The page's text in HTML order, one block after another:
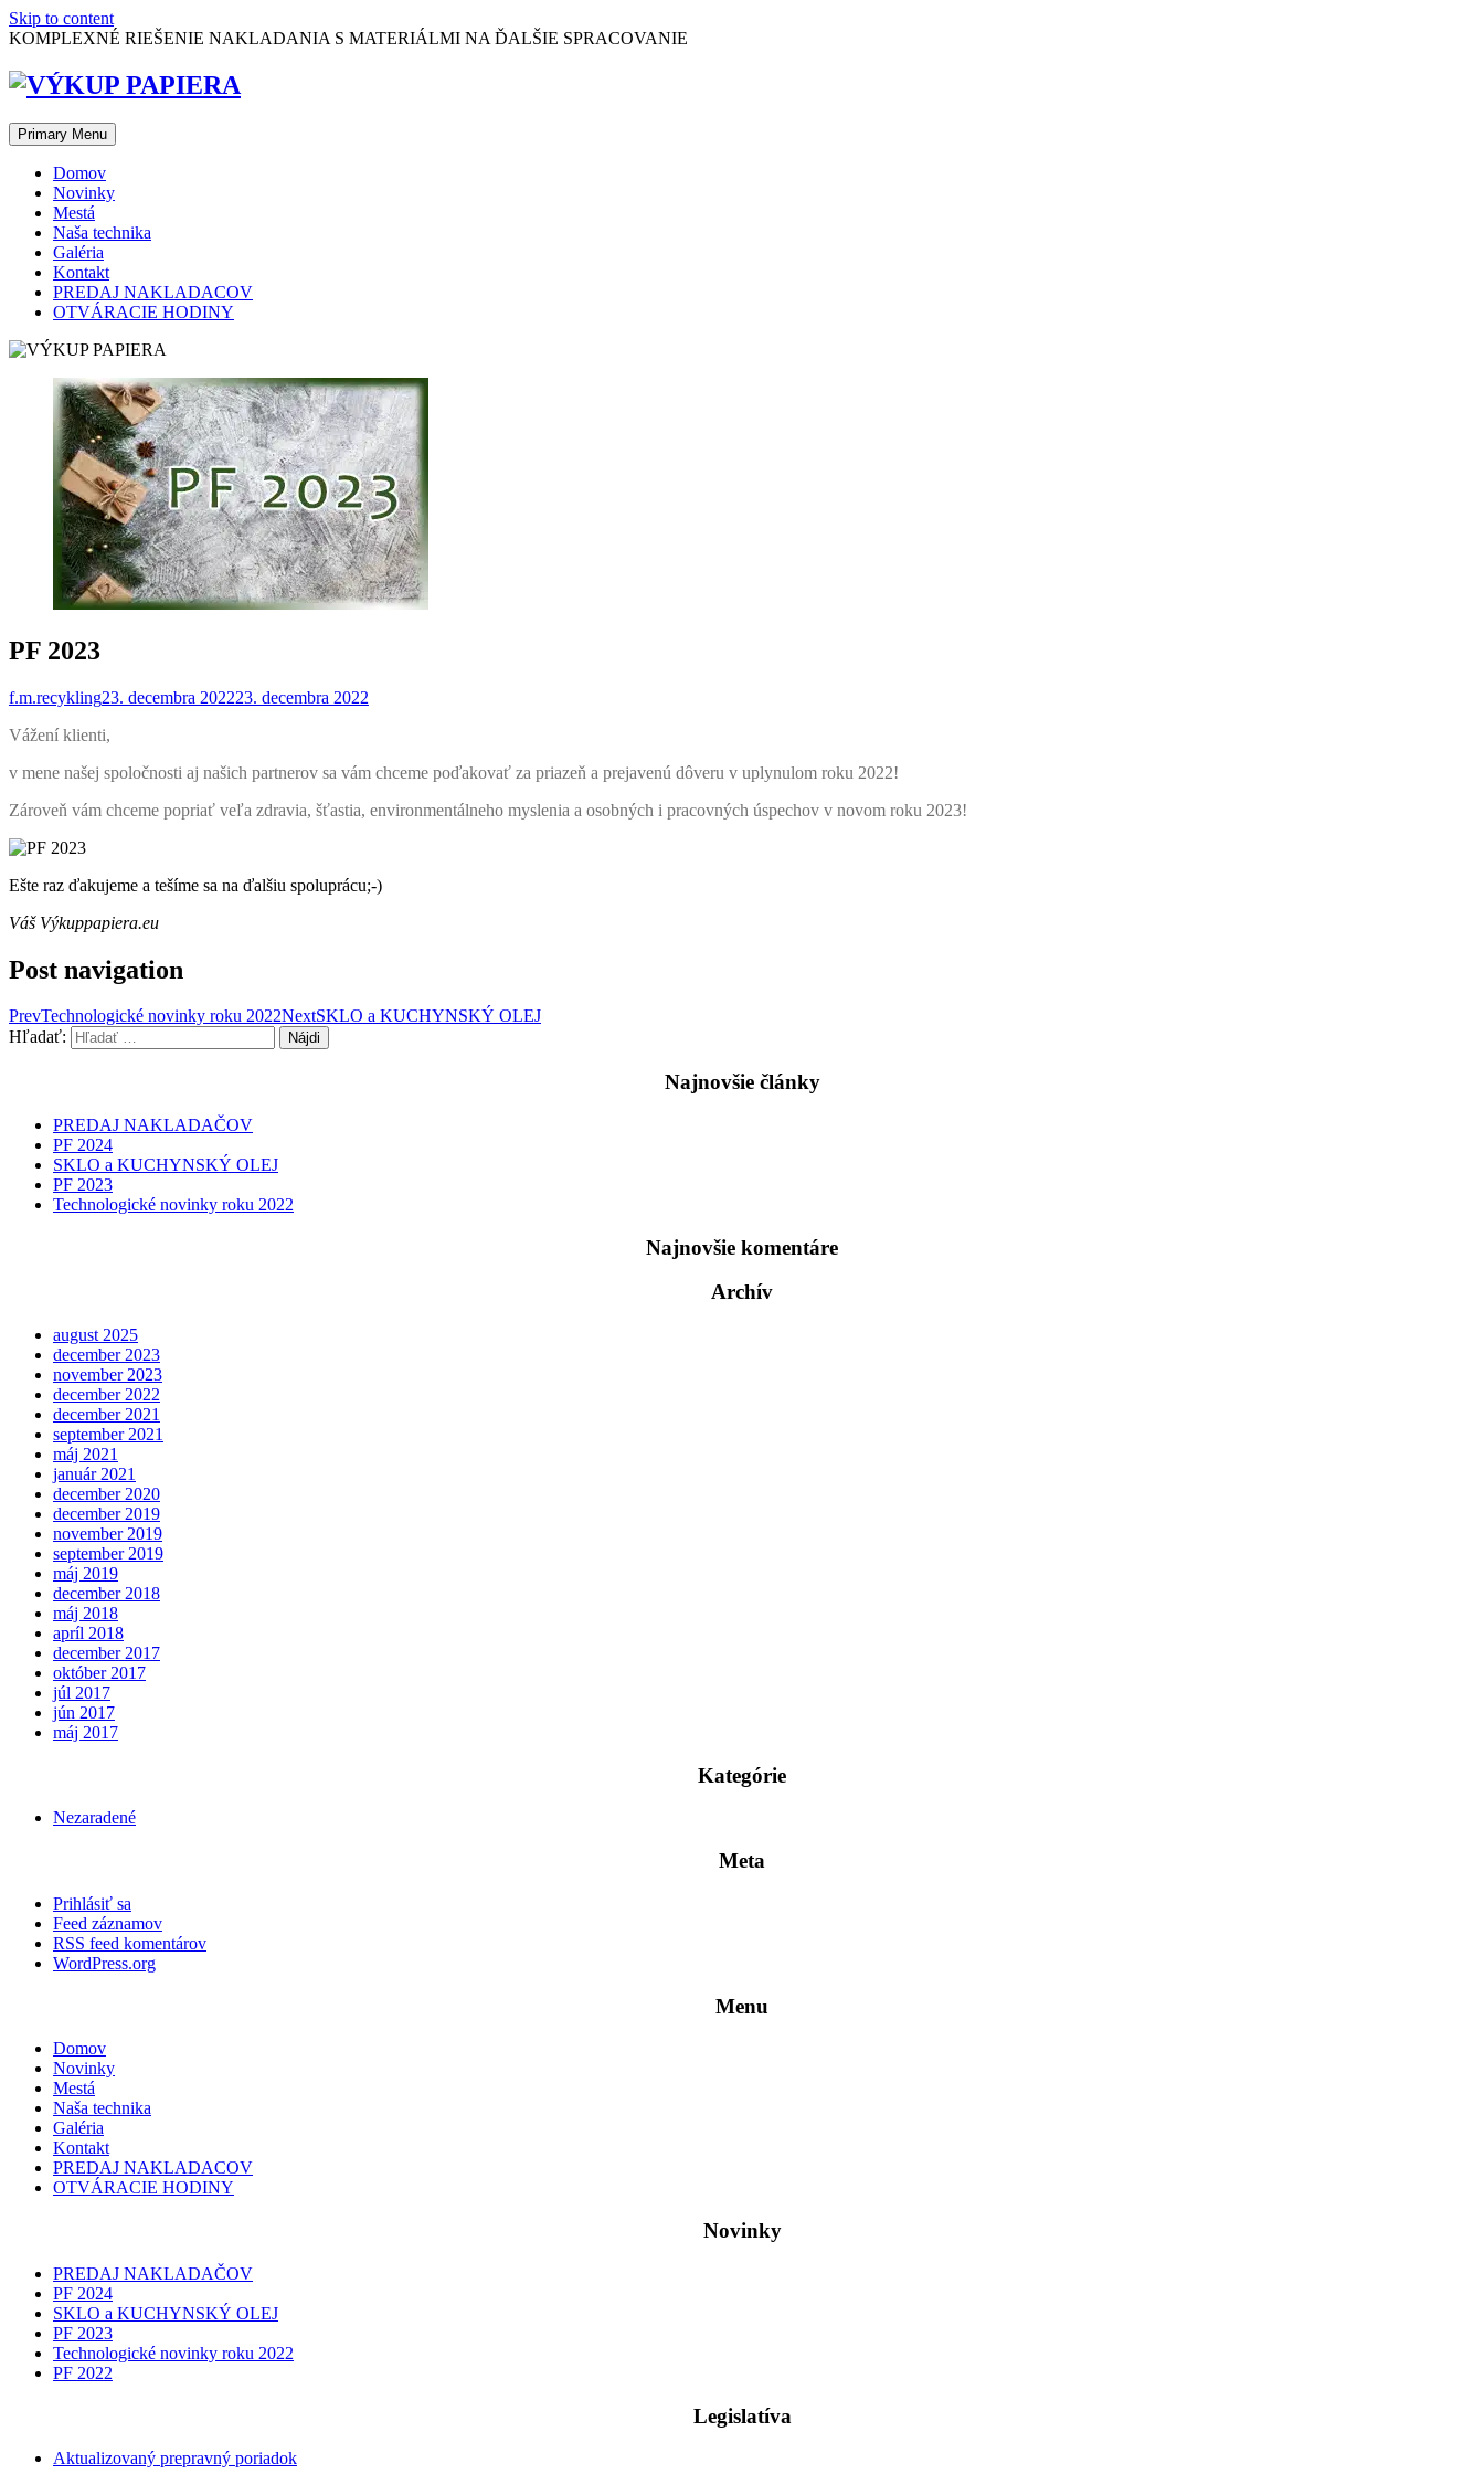
Skip to content
KOMPLEXNÉ RIEŠENIE NAKLADANIA S MATERIÁLMI NA ĎALŠIE SPRACOVANIE
Primary Menu
Domov
Novinky
Mestá
Naša technika
Galéria
Kontakt
PREDAJ NAKLADACOV
OTVÁRACIE HODINY
PF 2023
f.m.recykling23. decembra 202223. decembra 2022
Vážení klienti,
v mene našej spoločnosti aj našich partnerov sa vám chceme poďakovať za priazeň a prejavenú dôveru v uplynulom roku 2022!
Zároveň vám chceme popriať veľa zdravia, šťastia, environmentálneho myslenia a osobných i pracovných úspechov v novom roku 2023!
Ešte raz ďakujeme a tešíme sa na ďalšiu spoluprácu;-)
Váš Výkuppapiera.eu
Post navigation
PrevTechnologické novinky roku 2022NextSKLO a KUCHYNSKÝ OLEJ
Hľadať:
Najnovšie články
PREDAJ NAKLADAČOV
PF 2024
SKLO a KUCHYNSKÝ OLEJ
PF 2023
Technologické novinky roku 2022
Najnovšie komentáre
Archív
august 2025
december 2023
november 2023
december 2022
december 2021
september 2021
máj 2021
január 2021
december 2020
december 2019
november 2019
september 2019
máj 2019
december 2018
máj 2018
apríl 2018
december 2017
október 2017
júl 2017
jún 2017
máj 2017
Kategórie
Nezaradené
Meta
Prihlásiť sa
Feed záznamov
RSS feed komentárov
WordPress.org
Menu
Domov
Novinky
Mestá
Naša technika
Galéria
Kontakt
PREDAJ NAKLADACOV
OTVÁRACIE HODINY
Novinky
PREDAJ NAKLADAČOV
PF 2024
SKLO a KUCHYNSKÝ OLEJ
PF 2023
Technologické novinky roku 2022
PF 2022
Legislatíva
Aktualizovaný prepravný poriadok